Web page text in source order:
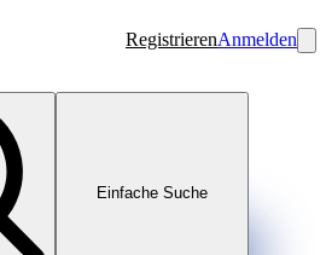
RegistrierenAnmelden
Einfache Suche